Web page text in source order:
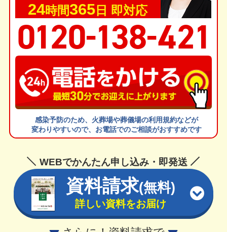
24時間365 日 即対応
0120-138-421
感染予防のため、火葬場や葬儀場の利用規約などが
変わりやすいので、お電話でのご相談がおすすめです
WEBでかんたん申し込み・即発送
資料請求(無料)
詳しい資料をお届け